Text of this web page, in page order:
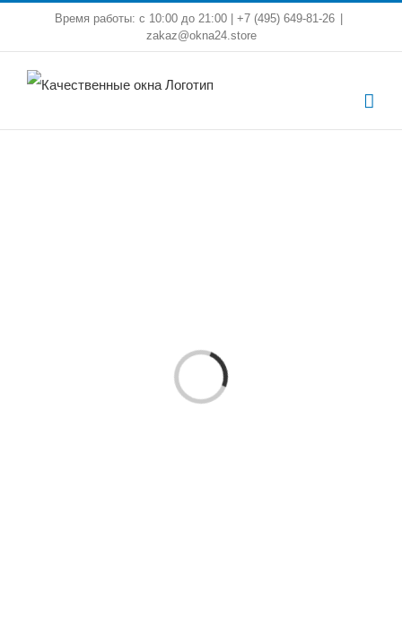
content
Время работы: с 10:00 до 21:00 | +7 (495) 649-81-26
zakaz@okna24.store
Loading...